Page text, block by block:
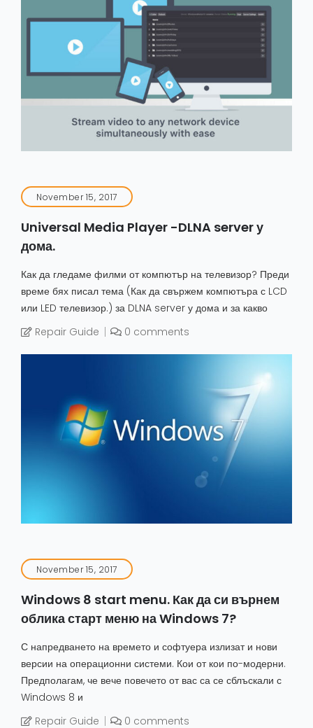
November 15, 2017
Universal Media Player -DLNA server у
дома.
Как да гледаме филми от компютър на телевизор? Преди
време бях писал тема (Как да свържем компютъра с LCD
или LED телевизор.) за DLNA server у дома и за какво
Repair Guide
0 comments
November 15, 2017
Windows 8 start menu. Как да си върнем
облика старт меню на Windows 7?
С напредването на времето и софтуера излизат и нови
версии на операционни системи. Кои от кои по-модерни.
Предполагам, че вече повечето от вас са се сблъскали с
Windows 8 и
Repair Guide
0 comments